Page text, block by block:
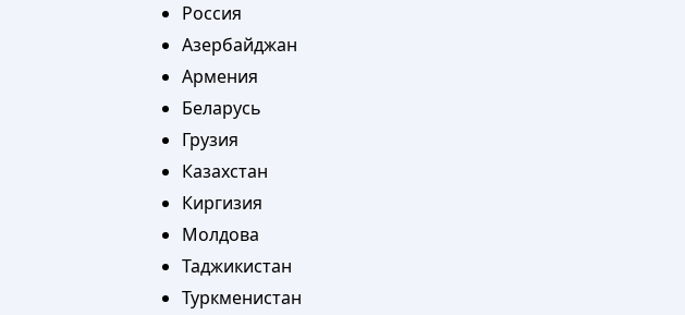
Россия
Азербайджан
Армения
Беларусь
Грузия
Казахстан
Киргизия
Молдова
Таджикистан
Туркменистан